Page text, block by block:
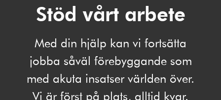
Stöd vårt arbete
Med din hjälp kan vi fortsätta
jobba såväl förebyggande som
med akuta insatser världen över.
Vi är först på plats, alltid kvar.